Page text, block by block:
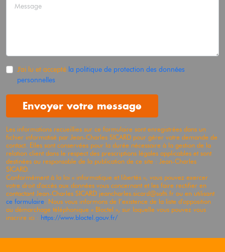
J'ai lu et accepté la politique de protection des données
personnelles
Envoyer votre message
Les informations recueillies sur ce formulaire sont enregistrées dans un
fichier informatisé par Jean-Charles SICARD pour gérer votre demande de
contact. Elles sont conservées pour la durée nécessaire à la gestion de la
relation client dans le respect des prescriptions légales applicables et sont
destinées au responsable de la publication de ce site : Jean-Charles
SICARD.
Conformément à la loi « informatique et libertés », vous pouvez exercer
votre droit d'accès aux données vous concernant et les faire rectifier en
contactant Jean-Charles SICARD jeancharles.sicard@safti.fr ou en utilisant
ce formulaire . Nous vous informons de l’existence de la liste d'opposition
au démarchage téléphonique « Bloctel », sur laquelle vous pouvez vous
inscrire ici : https://www.bloctel.gouv.fr/